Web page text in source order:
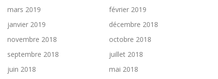
mars 2019
février 2019
janvier 2019
décembre 2018
novembre 2018
octobre 2018
septembre 2018
juillet 2018
juin 2018
mai 2018